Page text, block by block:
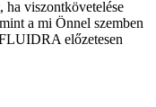
viszontkövetelése
a mi Önnel szemben
előzetesen